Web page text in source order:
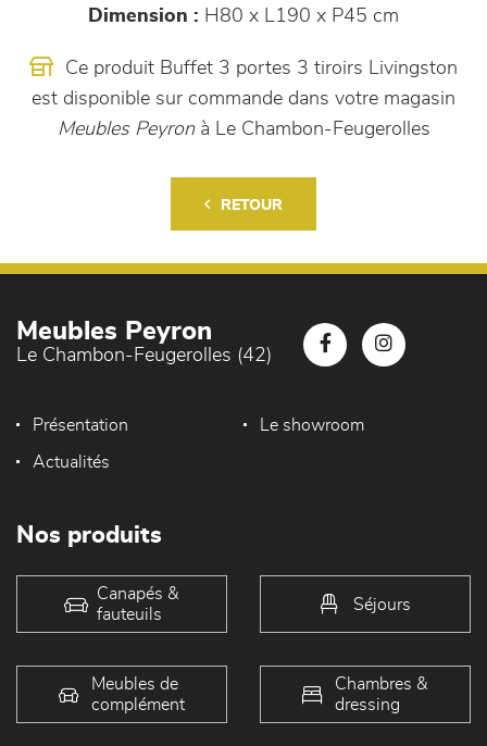
Dimension : H80 x L190 x P45 cm
Ce produit Buffet 3 portes 3 tiroirs Livingston
est disponible sur commande dans votre magasin
Meubles Peyronà Le Chambon-Feugerolles
RETOUR
Meubles Peyron
Le Chambon-Feugerolles (42)
Présentation Le showroom
Actualités
Nos produits
Canapés &
fauteuils
Séjours
Meubles de
complément
Chambres &
dressing